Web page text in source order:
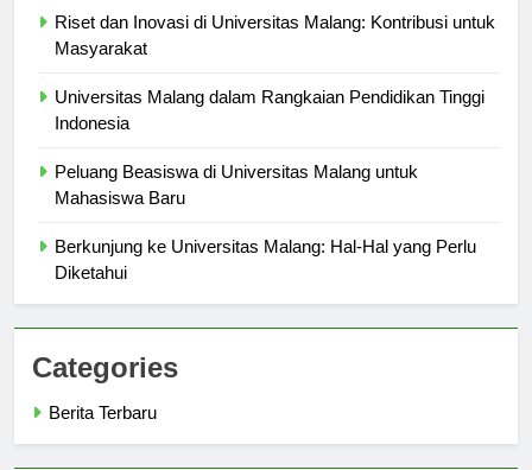
Riset dan Inovasi di Universitas Malang: Kontribusi untuk
Universitas Malang dalam Rangkaian Pendidikan Tinggi
Peluang Beasiswa di Universitas Malang untuk
Berkunjung ke Universitas Malang: Hal-Hal yang Perlu
Categories